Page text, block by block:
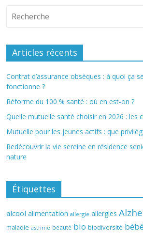
Articles récents
Contrat d’assurance obsèques : à quoi ça
fonctionne ?
Réforme du 100 % santé : où en est-on ?
Quelle mutuelle santé choisir en 2026 : les
Mutuelle pour les jeunes actifs : que
Redécouvrir la vie sereine en résidence
nature
Étiquettes
alcool alimentation allergie allergies
maladie asthme beauté bio biodiversité